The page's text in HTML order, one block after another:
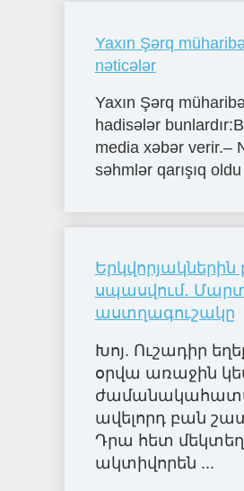
Yaxın Şərq
nəticələr
Yaxın Şərq
hadisələr
media xəbər verir.–
səhmlər qarışıq
Երկվորյակներին
սպասվում․
աստղագուշակը
Խոյ. Ուշադիր
օրվա առաջին
ավելորդ բան
Դրա հետ մեկտեղ
ակտիվորեն ...